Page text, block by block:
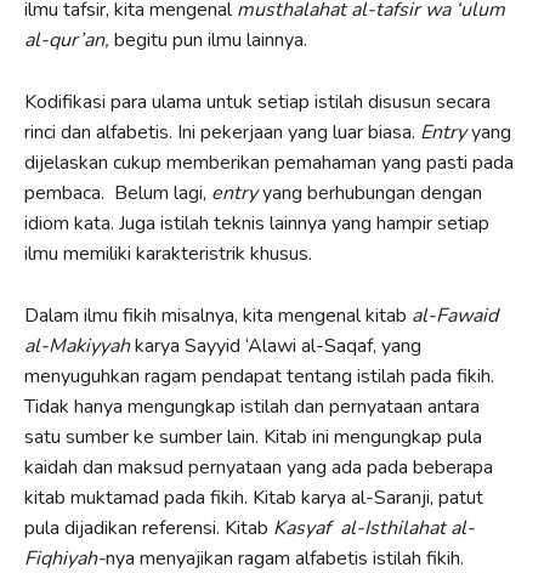
ilmu tafsir, kita mengenalmusthalahat al-tafsir wa ‘ulum
al-qur’an, begitu pun ilmu lainnya.
Kodifikasi para ulama untuk setiap istilah disusun secara
rinci dan alfabetis. Ini pekerjaan yang luar biasa. Entryyang
dijelaskan cukup memberikan pemahaman yang pasti pada
pembaca. Belum lagi, entryyang berhubungan dengan
idiom kata. Juga istilah teknis lainnya yang hampir setiap
ilmu memiliki karakteristrik khusus.
Dalam ilmu fikih misalnya, kita mengenal kitab al-Fawaid
al-Makiyyahkarya Sayyid ‘Alawi al-Saqaf, yang
menyuguhkan ragam pendapat tentang istilah pada fikih.
Tidak hanya mengungkap istilah dan pernyataan antara
satu sumber ke sumber lain. Kitab ini mengungkap pula
kaidah dan maksud pernyataan yang ada pada beberapa
kitab muktamad pada fikih. Kitab karya al-Saranji, patut
pula dijadikan referensi. Kitab Kasyaf al-Isthilahat al-
Fiqhiyah-nya menyajikan ragam alfabetis istilah fikih.